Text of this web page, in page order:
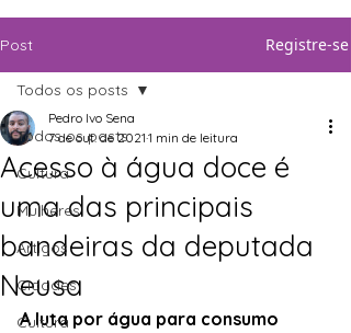
Post Registre-se
Todos os posts
Cultura
Mulheres
Artigos
Cidades
Cultura
Todos os posts
Acesso à água doce é
uma das principais
bandeiras da deputada
Neusa
Pedro Ivo Sena
7 de out. de 2021 1 min de leitura
A luta por água para consumo